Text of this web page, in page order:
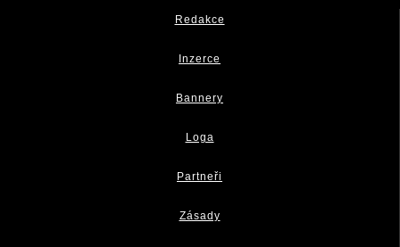
Redakce
Inzerce
Bannery
Loga
Partneři
Zásady